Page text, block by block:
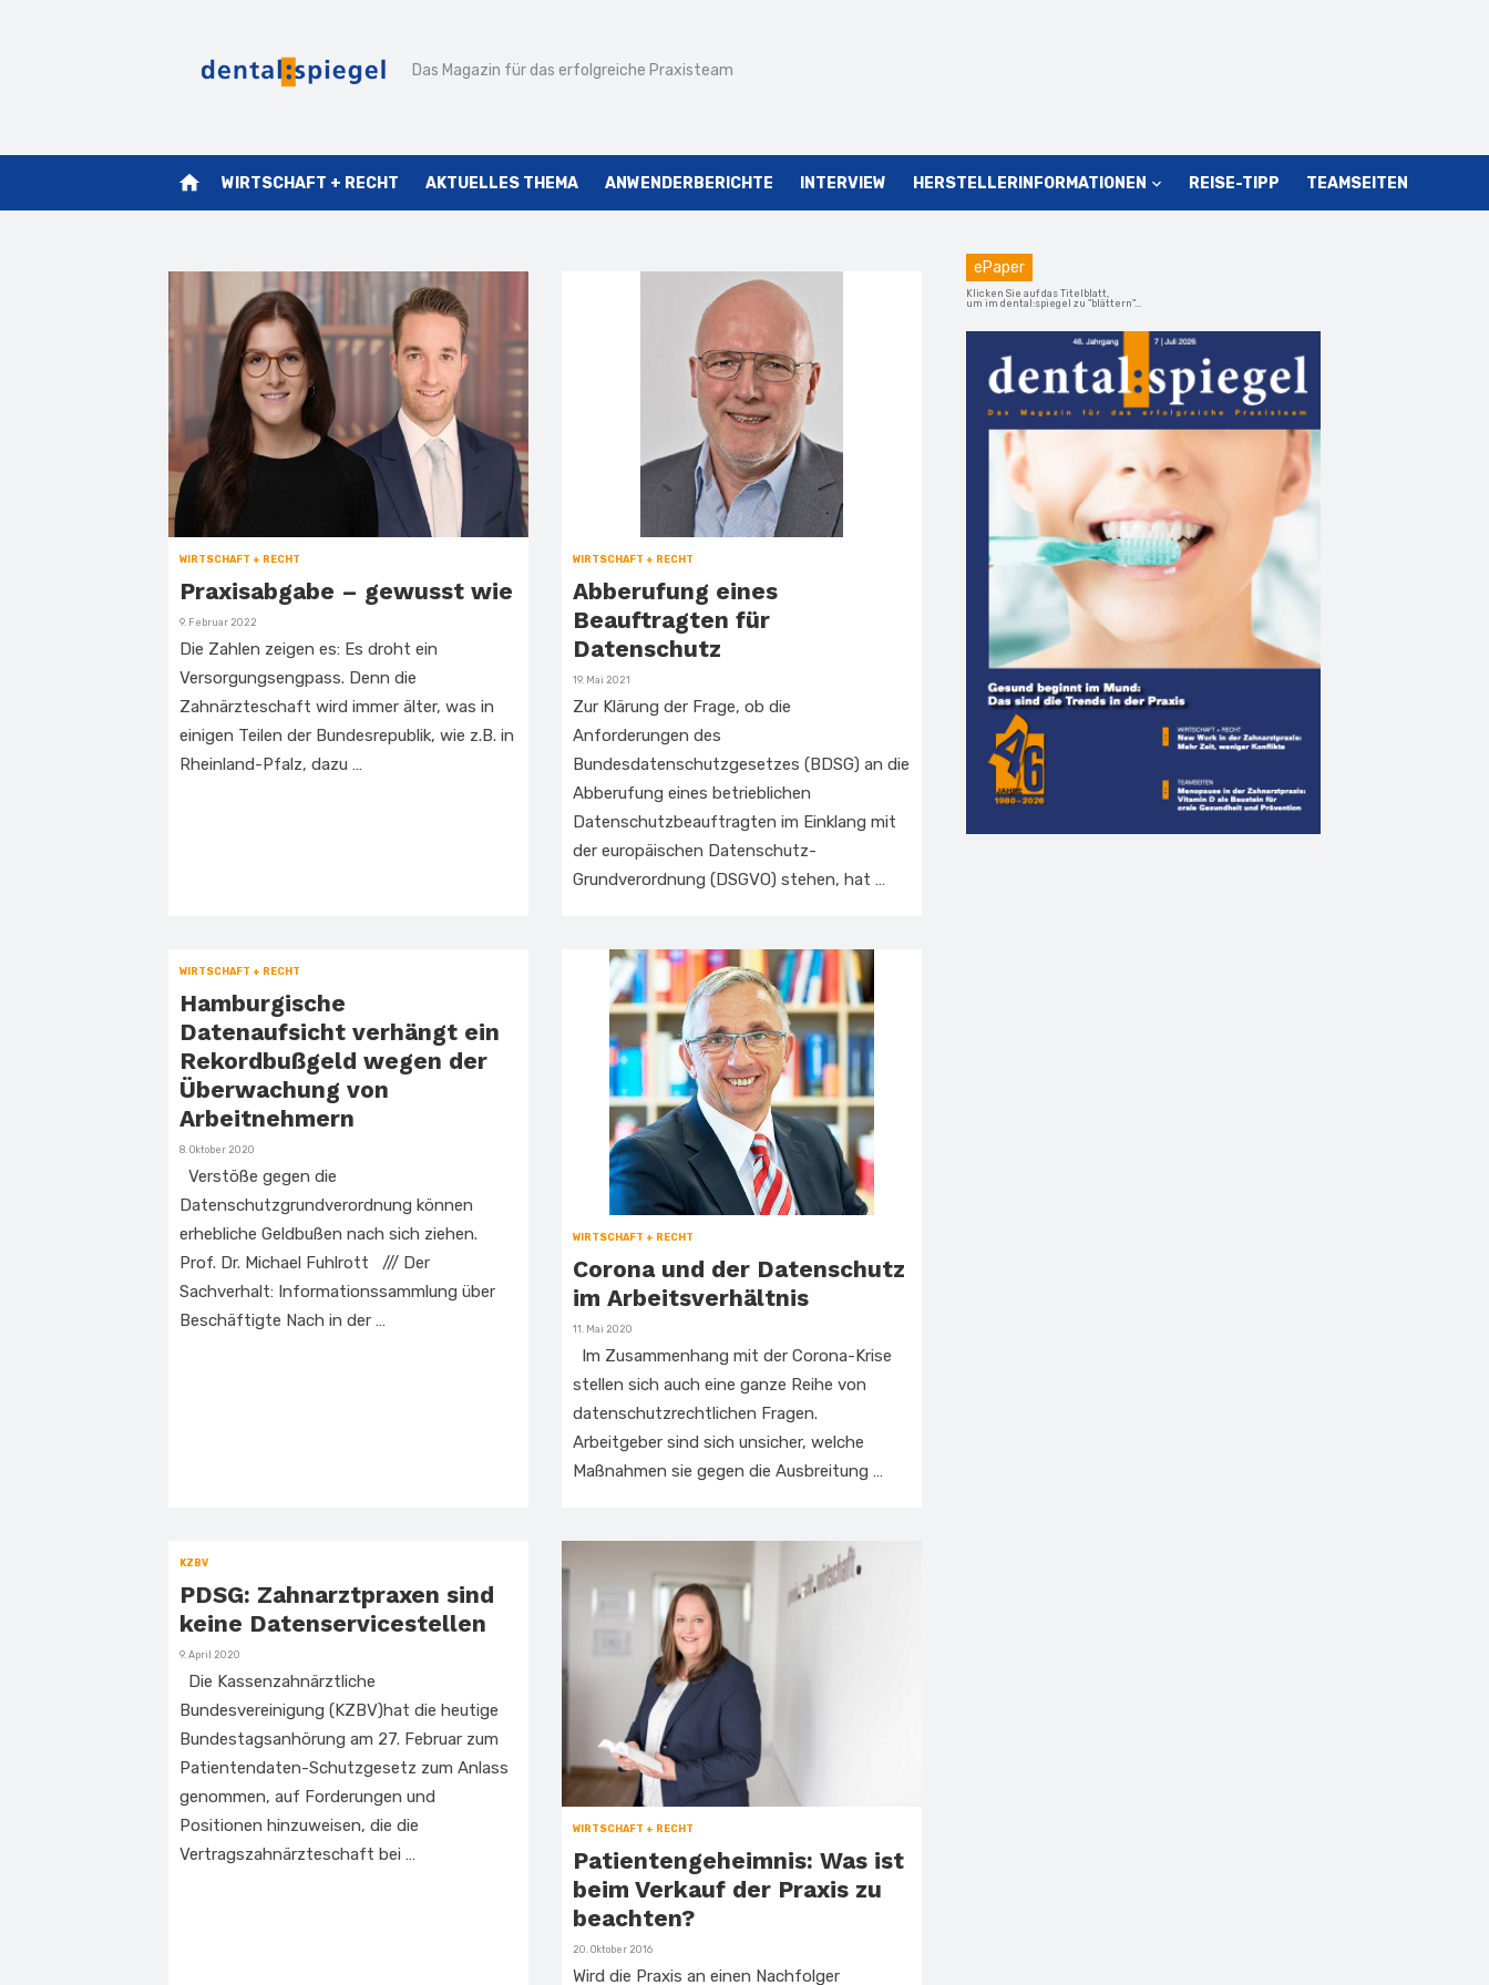
Das Magazin für das erfolgreiche Praxisteam
home WIRTSCHAFT + RECHT AKTUELLES THEMA ANWENDERBERICHTE INTERVIEW HERSTELLERINFORMATIONEN REISE-TIPP TEAMSEITEN
WIRTSCHAFT + RECHT
Praxisabgabe – gewusst wie
Veröffentlicht
9. Februar 2022
Die Zahlen zeigen es: Es droht ein
Versorgungsengpass. Denn die
Zahnärzteschaft wird immer älter, was in
einigen Teilen der Bundesrepublik, wie z.B. in
Rheinland-Pfalz, dazu …
WIRTSCHAFT + RECHT
Abberufung eines
Beauftragten für
Datenschutz
Veröffentlicht
19. Mai 2021
Zur Klärung der Frage, ob die
Anforderungen des
Bundesdatenschutzgesetzes (BDSG) an die
Abberufung eines betrieblichen
Datenschutzbeauftragten im Einklang mit
der europäischen Datenschutz-
Grundverordnung (DSGVO) stehen, hat …
WIRTSCHAFT + RECHT
Hamburgische
Datenaufsicht verhängt ein
Rekordbußgeld wegen der
Überwachung von
Arbeitnehmern
Veröffentlicht
8. Oktober 2020
Verstöße gegen die
Datenschutzgrundverordnung können
erhebliche Geldbußen nach sich ziehen.
Prof. Dr. Michael Fuhlrott /// Der
Sachverhalt: Informationssammlung über
Beschäftigte Nach in der …
WIRTSCHAFT + RECHT
Corona und der Datenschutz
im Arbeitsverhältnis
Veröffentlicht
11. Mai 2020
Im Zusammenhang mit der Corona-Krise
stellen sich auch eine ganze Reihe von
datenschutzrechtlichen Fragen.
Arbeitgeber sind sich unsicher, welche
Maßnahmen sie gegen die Ausbreitung …
KZBV
PDSG: Zahnarztpraxen sind
keine Datenservicestellen
Veröffentlicht
9. April 2020
Die Kassenzahnärztliche
Bundesvereinigung (KZBV)hat die heutige
Bundestagsanhörung am 27. Februar zum
Patientendaten-Schutzgesetz zum Anlass
genommen, auf Forderungen und
Positionen hinzuweisen, die die
Vertragszahnärzteschaft bei …
WIRTSCHAFT + RECHT
Patientengeheimnis: Was ist
beim Verkauf der Praxis zu
beachten?
Veröffentlicht
20. Oktober 2016
Wird die Praxis an einen Nachfolger
ePaper
Klicken Sie auf das Titelblatt,
um im dental:spiegel zu "blättern"...